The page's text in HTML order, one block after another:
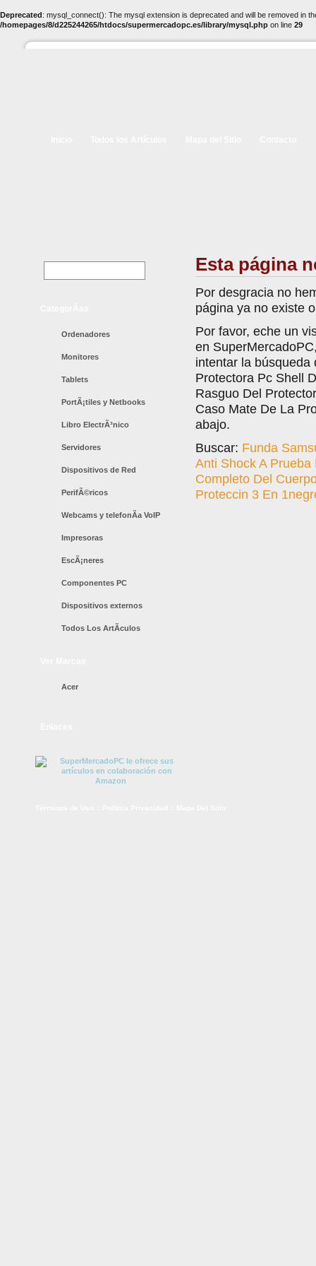
Deprecated: mysql_connect(): The mysql extension is deprecated and will be removed in
/homepages/8/d225244265/htdocs/supermercadopc.es/library/mysql.php on line 29
Ordenadores
Monitores
Tablets
PortÃ¡tiles y Netbooks
Libro ElectrÃ³nico
Servidores
Dispositivos de Red
PerifÃ©ricos
Webcams y telefonÃ­a VoIP
Impresoras
EscÃ¡neres
Componentes PC
Dispositivos externos
Todos Los ArtÃ­culos
Acer
Esta página
Por desgracia no
página ya no existe
Por favor, eche un
en
intentar la búsqueda
Protectora Pc Shell
Rasguo Del
Caso Mate De La
abajo.
Buscar: Funda
Anti Shock A
Completo Del
Proteccin 3 En